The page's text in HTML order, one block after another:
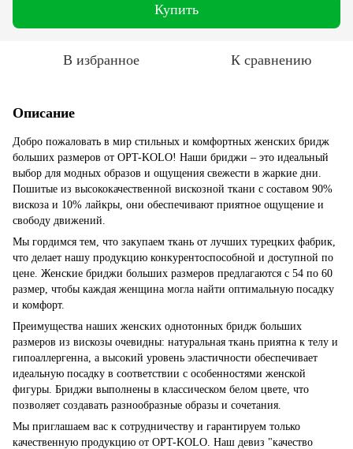
Купить
В избранное К сравнению
Описание
Добро пожаловать в мир стильных и комфортных женских бридж
больших размеров от OPT-KOLO! Наши бриджи – это идеальный
выбор для модных образов и ощущения свежести в жаркие дни.
Пошитые из высококачественной вискозной ткани с составом 90%
вискоза и 10% лайкры, они обеспечивают приятное ощущение и
свободу движений.
Мы гордимся тем, что закупаем ткань от лучших турецких фабрик,
что делает нашу продукцию конкурентоспособной и доступной по
цене. Женские бриджи больших размеров предлагаются с 54 по 60
размер, чтобы каждая женщина могла найти оптимальную посадку
и комфорт.
Преимущества наших женских однотонных бридж больших
размеров из вискозы очевидны: натуральная ткань приятна к телу и
гипоаллергенна, а высокий уровень эластичности обеспечивает
идеальную посадку в соответствии с особенностями женской
фигуры. Бриджи выполнены в классическом белом цвете, что
позволяет создавать разнообразные образы и сочетания.
Мы приглашаем вас к сотрудничеству и гарантируем только
качественную продукцию от OPT-KOLO. Наш девиз "качество